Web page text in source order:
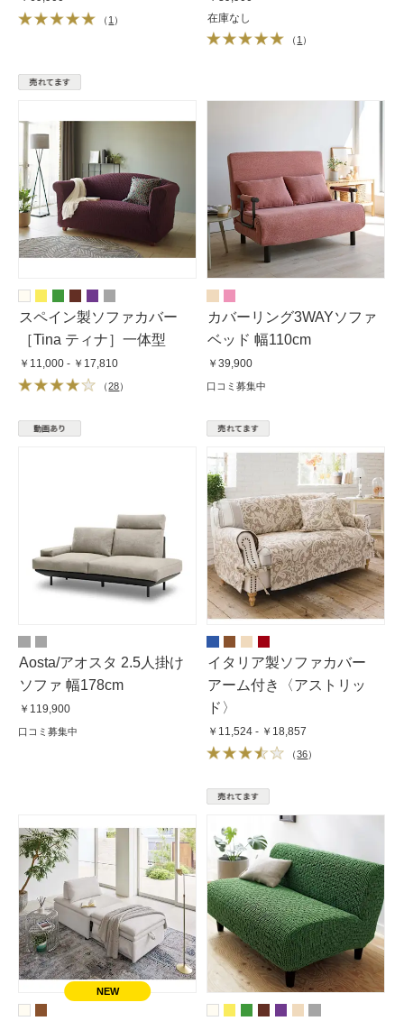
（ 1 ）
在庫なし
（ 1 ）
スペイン製ソファカバー
［Tina ティナ］一体型
￥11,000 - ￥17,810
（28）
カバーリング3WAYソファ
ベッド 幅110cm
￥39,900
口コミ募集中
Aosta/アオスタ 2.5人掛け
ソファ 幅178cm
￥119,900
口コミ募集中
イタリア製ソファカバー
アーム付き〈アストリッ
ド〉
￥11,524 - ￥18,857
（36）